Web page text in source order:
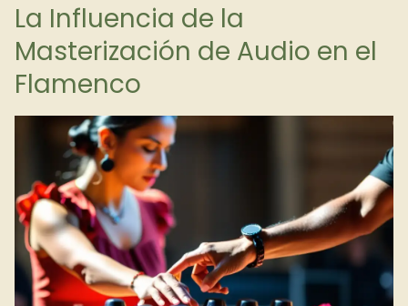
La Influencia de la
Masterización de Audio en el
Flamenco